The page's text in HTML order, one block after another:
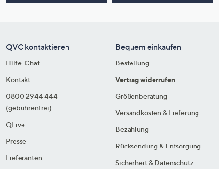
QVC kontaktieren
Hilfe-Chat
Kontakt
0800 2944 444
(gebührenfrei)
QLive
Presse
Lieferanten
Bequem einkaufen
Bestellung
Vertrag widerrufen
Größenberatung
Versandkosten & Lieferung
Bezahlung
Rücksendung & Entsorgung
Sicherheit & Datenschutz